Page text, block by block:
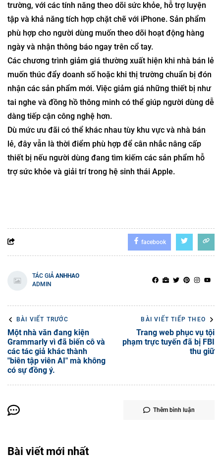
trường, với các tính năng theo dõi sức khỏe, hỗ trợ luyện
tập và khả năng tích hợp chặt chẽ với iPhone. Sản phẩm
phù hợp cho người dùng muốn theo dõi hoạt động hàng
ngày và nhận thông báo ngay trên cổ tay.
Các chương trình giảm giá thường xuất hiện khi nhà bán lẻ
muốn thúc đẩy doanh số hoặc khi thị trường chuẩn bị đón
nhận các sản phẩm mới. Việc giảm giá những thiết bị như
tai nghe và đồng hồ thông minh có thể giúp người dùng dễ
dàng tiếp cận công nghệ hơn.
Dù mức ưu đãi có thể khác nhau tùy khu vực và nhà bán
lẻ, đây vẫn là thời điểm phù hợp để cân nhắc nâng cấp
thiết bị nếu người dùng đang tìm kiếm các sản phẩm hỗ
trợ sức khỏe và giải trí trong hệ sinh thái Apple.
facebook
TÁC GIẢ ANHHAO
ADMIN
BÀI VIẾT TRƯỚC
Một nhà văn đang kiện
Grammarly vì đã biến cô và
các tác giả khác thành
"biên tập viên AI" mà không
có sự đồng ý.
BÀI VIẾT TIẾP THEO
Trang web phục vụ tội
phạm trực tuyến đã bị FBI
thu giữ
Thêm bình luận
Bài viết mới nhất